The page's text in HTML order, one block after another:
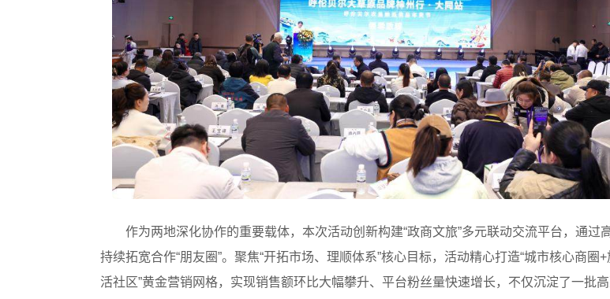
作为两地深化协作的重要载体，本次活动创新构建“政商文旅”多元联动交流平台，通过
持续拓宽合作“朋友圈”。聚焦“开拓市场、理顺体系”核心目标，活动精心打造“城市核心商圈
活社区”黄金营销网格，实现销售额环比大幅攀升、平台粉丝量快速增长，不仅沉淀了一批